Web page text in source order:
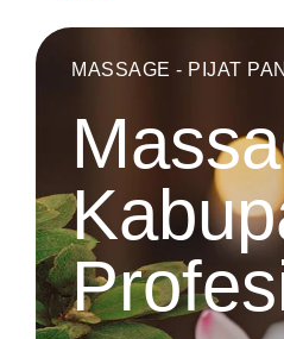
MASSAGE - PIJAT